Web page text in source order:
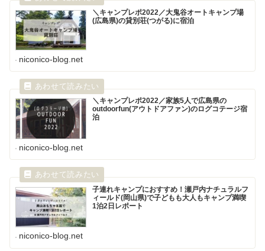
＼キャンプレポ2022／大鬼谷オートキャンプ場
(広島県)の貸別荘(つがる)に宿泊
niconico-blog.net
＼キャンプレポ2022／家族5人で広島県の
outdoorfun(アウトドアファン)のログコテージ宿
泊
niconico-blog.net
子連れキャンプにおすすめ！瀬戸内ナチュラルフ
ィールド(岡山県)で子どもも大人もキャンプ満喫
1泊2日レポート
niconico-blog.net